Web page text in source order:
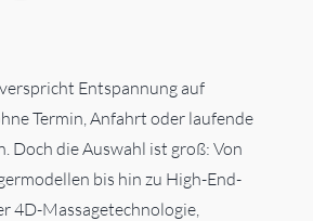
Entspannung auf
Termin, Anfahrt oder laufende
Doch die Auswahl ist groß: Von
bis hin zu High-End-
4D-Massagetechnologie,